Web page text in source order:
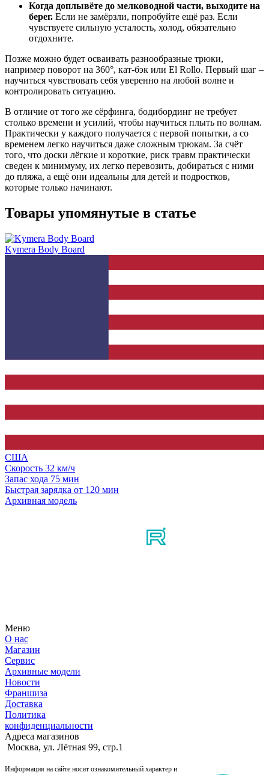
Когда доплывёте до мелководной части, выходите на
берег. Если не замёрзли, попробуйте ещё раз. Если
чувствуете сильную усталость, холод, обязательно
отдохните.
Позже можно будет осваивать разнообразные трюки,
например поворот на 360°, кат-бэк или El Rollo. Первый шаг –
научиться чувствовать себя уверенно на любой волне и
контролировать ситуацию.
В отличие от того же сёрфинга, бодибординг не требует
столько времени и усилий, чтобы научиться плыть по волнам.
Практически у каждого получается с первой попытки, а со
временем легко научиться даже сложным трюкам. За счёт
того, что доски лёгкие и короткие, риск травм практически
сведен к минимуму, их легко перевозить, добираться с ними
до пляжа, а ещё они идеальны для детей и подростков,
которые только начинают.
Товары упомянутые в статье
Kymera Body Board
США
Скорость 32 км/ч
Запас хода 75 мин
Быстрая зарядка от 120 мин
Архивная модель
Меню
О нас
Магазин
Сервис
Архивные модели
Новости
Франшиза
Доставка
Политика
конфиденциальности
Адреса магазинов
Москва, ул. Лётная 99, стр.1
Информация на сайте носит ознакомительный характер и